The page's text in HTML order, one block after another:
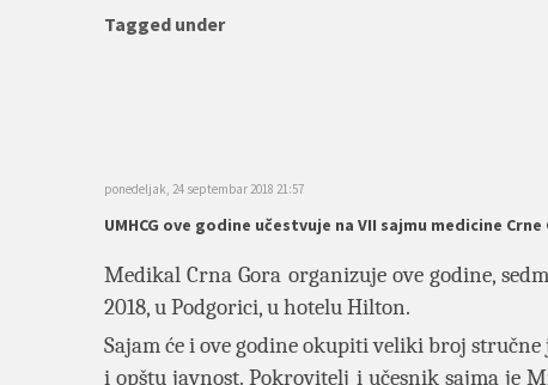
Tagged under
ponedeljak, 24 septembar 2018 21:57
UMHCG ove godine učestvuje na VII sajmu medicine Crne
Medikal Crna Gora organizuje ove godine,
2018, u Podgorici, u hotelu Hilton.
Sajam će i ove godine okupiti veliki broj
i opštu javnost. Pokrovitelj i učesnik sajma je